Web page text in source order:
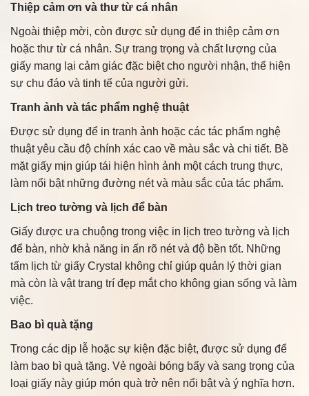
Thiệp cảm ơn và thư từ cá nhân
Ngoài thiệp mời, còn được sử dụng để in thiệp cảm ơn
hoặc thư từ cá nhân. Sự trang trọng và chất lượng của
giấy mang lại cảm giác đặc biệt cho người nhận, thể hiện
sự chu đáo và tinh tế của người gửi.
Tranh ảnh và tác phẩm nghệ thuật
Được sử dụng để in tranh ảnh hoặc các tác phẩm nghệ
thuật yêu cầu độ chính xác cao về màu sắc và chi tiết. Bề
mặt giấy mịn giúp tái hiện hình ảnh một cách trung thực,
làm nổi bật những đường nét và màu sắc của tác phẩm.
Lịch treo tường và lịch để bàn
Giấy được ưa chuộng trong việc in lịch treo tường và lịch
để bàn, nhờ khả năng in ấn rõ nét và độ bền tốt. Những
tấm lịch từ giấy Crystal không chỉ giúp quản lý thời gian
mà còn là vật trang trí đẹp mắt cho không gian sống và làm
việc.
Bao bì quà tặng
Trong các dịp lễ hoặc sự kiện đặc biệt, được sử dụng để
làm bao bì quà tặng. Vẻ ngoài bóng bẩy và sang trọng của
loại giấy này giúp món quà trở nên nổi bật và ý nghĩa hơn.